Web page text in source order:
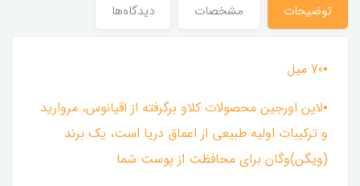
توضیحات مشخصات دیدگاه‌ها
▪︎70 میل
▪︎لاین اورجین محصولات کلاو برگرفته از اقیانوس، مروارید
و ترکیبات اولیه طبیعی از اعماق دریا است، یک برند
(ویگن)وگان برای محافظت از پوست شما